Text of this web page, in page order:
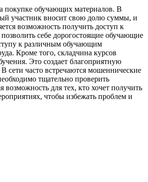
покупке обучающих материалов. В
участник вносит свою долю суммы, и
возможность получить доступ к
позволить себе дорогостоящие обучающие
к различным обучающим
Кроме того, складчина курсов
Это создает благоприятную
сети часто встречаются мошеннические
тщательно проверить
для тех, кто хочет получить
чтобы избежать проблем и